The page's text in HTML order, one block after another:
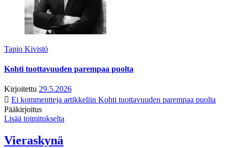
Tapio Kivistö
Kohti tuottavuuden parempaa puolta
Kirjoitettu 29.5.2026
Ei kommentteja artikkeliin Kohti tuottavuuden parempaa puolta
Pääkirjoitus
Lisää toimitukselta
Vieraskynä